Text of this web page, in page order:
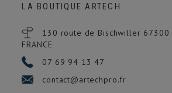
LA BOUTIQUE ARTECH
130 route de Bischwiller 67300
FRANCE
07 69 94 13 47
contact@artechpro.fr